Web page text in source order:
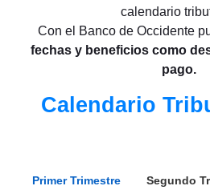
calendario
Con el Banco de Occidente
fechas y beneficios como
pago.
Calendario
Primer Trimestre Segundo